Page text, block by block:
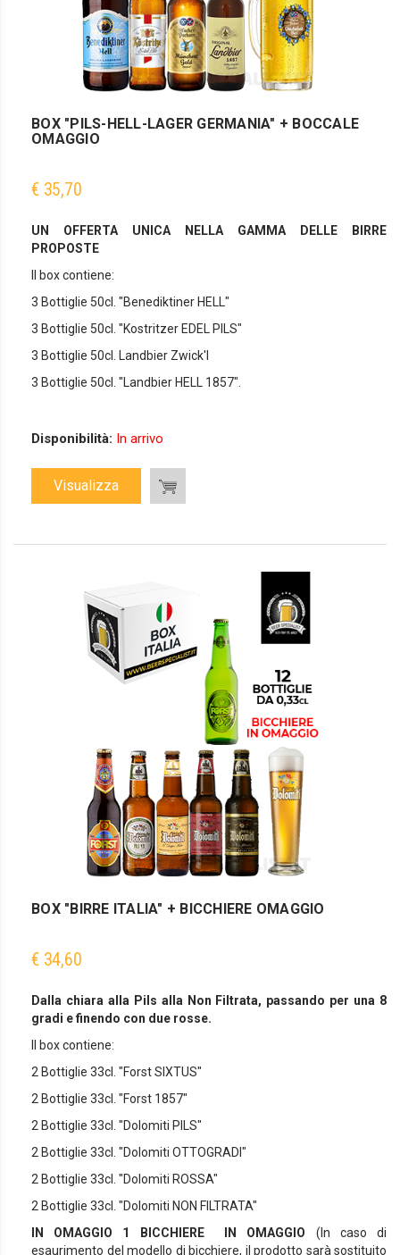
BOX "PILS-HELL-LAGER GERMANIA" + BOCCALE
OMAGGIO
€ 35,70
UN OFFERTA UNICA NELLA GAMMA DELLE BIRRE
PROPOSTE
Il box contiene:
3 Bottiglie 50cl. "Benediktiner HELL"
3 Bottiglie 50cl. "Kostritzer EDEL PILS"
3 Bottiglie 50cl. Landbier Zwick'l
3 Bottiglie 50cl. "Landbier HELL 1857".
Disponibilità: In arrivo
Visualizza
BOX "BIRRE ITALIA" + BICCHIERE OMAGGIO
€ 34,60
Dalla chiara alla Pils alla Non Filtrata, passando per una 8
gradi e finendo con due rosse.
Il box contiene:
2 Bottiglie 33cl. "Forst SIXTUS"
2 Bottiglie 33cl. "Forst 1857"
2 Bottiglie 33cl. "Dolomiti PILS"
2 Bottiglie 33cl. "Dolomiti OTTOGRADI"
2 Bottiglie 33cl. "Dolomiti ROSSA"
2 Bottiglie 33cl. "Dolomiti NON FILTRATA"
IN OMAGGIO 1 BICCHIERE IN OMAGGIO (In caso di
esaurimento del modello di bicchiere, il prodotto sarà sostituito